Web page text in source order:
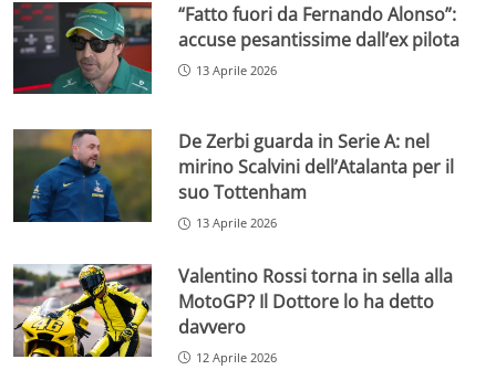
“Fatto fuori da Fernando Alonso”:
accuse pesantissime dall’ex pilota
13 Aprile 2026
De Zerbi guarda in Serie A: nel
mirino Scalvini dell’Atalanta per il
suo Tottenham
13 Aprile 2026
Valentino Rossi torna in sella alla
MotoGP? Il Dottore lo ha detto
davvero
12 Aprile 2026